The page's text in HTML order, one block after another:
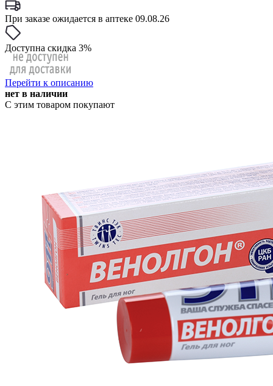
При заказе ожидается в аптеке 09.08.26
Доступна скидка 3%
Перейти к описанию
нет в наличии
С этим товаром покупают